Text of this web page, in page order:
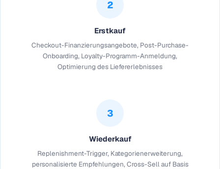
2
Erstkauf
Checkout-Finanzierungsangebote, Post-Purchase-
Onboarding, Loyalty-Programm-Anmeldung,
Optimierung des Liefererlebnisses
3
Wiederkauf
Replenishment-Trigger, Kategorienerweiterung,
personalisierte Empfehlungen, Cross-Sell auf Basis